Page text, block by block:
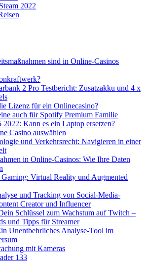
2022
sind in Online-Casinos
2 Pro Testbericht: Zusatzakku und 4 x
Lizenz für ein Onlinecasino?
auch für Spotify Premium Familie
Kann es ein Laptop ersetzen?
Casino auswählen
und Verkehrsrecht: Navigieren in einer
in Online-Casinos: Wie Ihre Daten
Virtual Reality und Augmented
und Tracking von Social-Media-
Creator und Influencer
Schlüssel zum Wachstum auf Twitch –
und Tipps für Streamer
Unentbehrliches Analyse-Tool im
mit Kameras
133